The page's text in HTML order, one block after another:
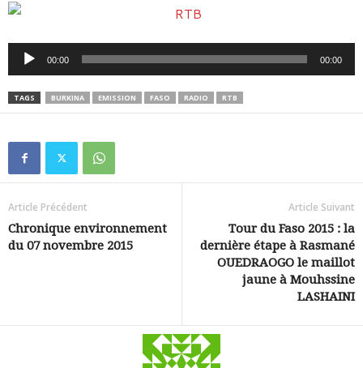
Lecteur
audio
00:00 00:00
TAGS BURKINA EMISSION FASO RADIO RTB
Article Précédent
Chronique environnement
du 07 novembre 2015
Article Suivant
Tour du Faso 2015 : la
dernière étape à Rasmané
OUEDRAOGO le maillot
jaune à Mouhssine
LASHAINI